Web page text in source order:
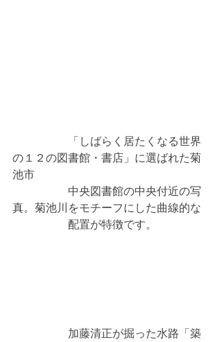
「しばらく居たくなる世界
の１２の図書館・書店」に選ばれた菊
池市
中央図書館の中央付近の写
真。菊池川をモチーフにした曲線的な
配置が特徴です。
加藤清正が掘った水路「築